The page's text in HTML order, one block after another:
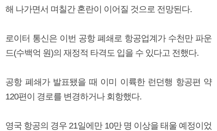
해 나가면서 며칠간 혼란이 이어질 것으로 전망된다.
로이터 통신은 이번 공항 폐쇄로 항공업계가 수천만 파운
드(수백억 원)의 재정적 타격도 입을 수 있다고 전했다.
공항 폐쇄가 발표됐을 때 이미 이륙한 런던행 항공편 약
120편이 경로를 변경하거나 회항했다.
영국 항공의 경우 21일에만 10만 명 이상을 태울 예정이었